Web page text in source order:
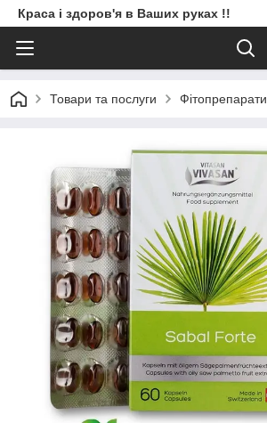
Краса і здоров'я в Ваших руках !!
Товари та послуги Фітопрепарати